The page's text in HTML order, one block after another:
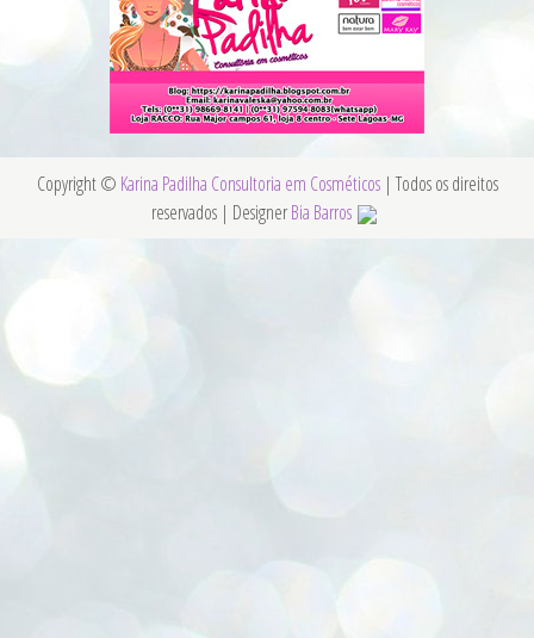
Copyright © Karina Padilha Consultoria em Cosméticos | Todos os direitos
reservados | DesignerBia Barros